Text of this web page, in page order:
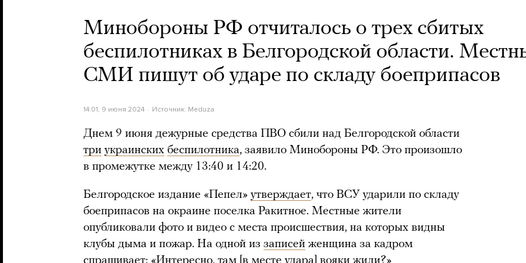
Минобороны РФ отчиталось о трех сбитых
беспилотниках в Белгородской области.
СМИ пишут об ударе по складу боеприпасов
14:01, 9 июня 2024 Источник: Meduza
Днем 9 июня дежурные средства ПВО сбили над Белгородской области
три украинских беспилотника, заявило Минобороны РФ. Это произошло
в промежутке между 13:40 и 14:20.
Белгородское издание «Пепел» утверждает, что ВСУ ударили по складу
боеприпасов на окраине поселка Ракитное. Местные жители
опубликовали фото и видео с места происшествия, на которых видны
клубы дыма и пожар. На одной из записей женщина за кадром
спрашивает: «Интересно, там [в месте удара] вояки жили?»